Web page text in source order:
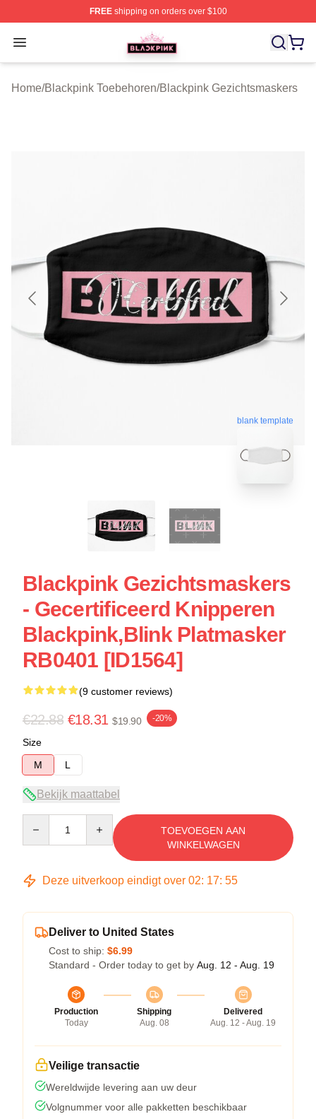
FREEshipping on orders over $100
Open menu
BLACKPINK Shop - Official BLACKPINK Merchandise
Home/Blackpink Toebehoren/Blackpink Gezichtsmaskers
blank template
Blackpink Gezichtsmaskers
- Gecertificeerd Knipperen
Blackpink,blink Platmasker
RB0401 [ID1564]
(9 customer reviews)
€22.88 €18.31 $19.90 -20%
Size
M
L
Bekijk maattabel
TOEVOEGEN AAN
WINKELWAGEN
Deze uitverkoop eindigt over 02: 17: 54
Deliver to United States
Cost to ship: $6.99
Standard - Order today to get by Aug. 12 - Aug. 19
Production
Today
Shipping
Aug. 08
Delivered
Aug. 12 - Aug. 19
Veilige transactie
Wereldwijde levering aan uw deur
Volgnummer voor alle pakketten beschikbaar